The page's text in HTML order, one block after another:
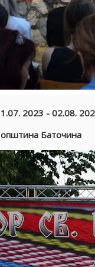
2023 - 02.08.
Баточина